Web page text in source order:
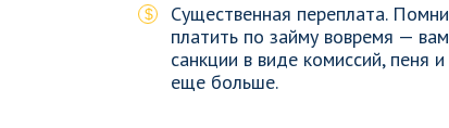
Существенная переплата.
платить по займу вовремя —
санкции в виде комиссий, пеня
еще больше.